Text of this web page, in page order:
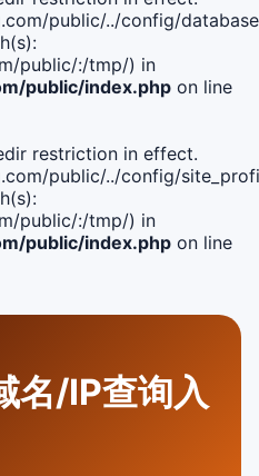
public/../config/
public/:/tmp/) in
public/index.php on line
restriction in effect.
public/../config/
public/:/tmp/) in
public/index.php on line
名/IP查询入